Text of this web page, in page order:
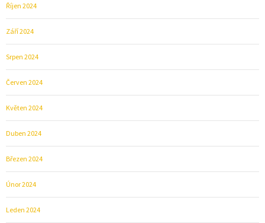
Říjen 2024
Září 2024
Srpen 2024
Červen 2024
Květen 2024
Duben 2024
Březen 2024
Únor 2024
Leden 2024